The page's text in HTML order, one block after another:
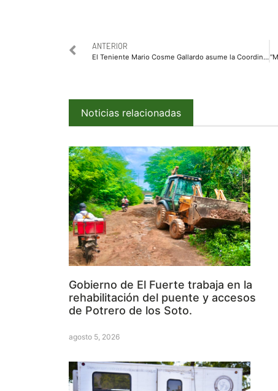
ANTERIOR
El Teniente Mario Cosme Gallardo asume la Coordinación de Protección Civil en Ahome
Noticias relacionadas
Gobierno de El Fuerte trabaja en la
rehabilitación del puente y accesos
de Potrero de los Soto.
agosto 5, 2026